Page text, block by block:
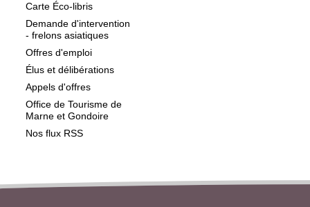
Carte Éco-libris
Demande d'intervention
- frelons asiatiques
Offres d'emploi
Élus et délibérations
Appels d'offres
Office de Tourisme de
Marne et Gondoire
Nos flux RSS